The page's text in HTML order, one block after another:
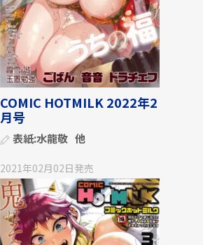
COMIC HOTMILK 2022年2
月号
表紙:水龍敬 他
2021年02月02日発売